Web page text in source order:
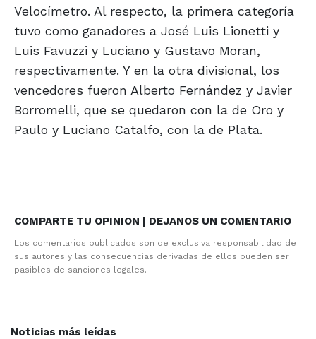
Velocímetro. Al respecto, la primera categoría
tuvo como ganadores a José Luis Lionetti y
Luis Favuzzi y Luciano y Gustavo Moran,
respectivamente. Y en la otra divisional, los
vencedores fueron Alberto Fernández y Javier
Borromelli, que se quedaron con la de Oro y
Paulo y Luciano Catalfo, con la de Plata.
COMPARTE TU OPINION | DEJANOS UN COMENTARIO
Los comentarios publicados son de exclusiva responsabilidad de
sus autores y las consecuencias derivadas de ellos pueden ser
pasibles de sanciones legales.
Noticias más leídas